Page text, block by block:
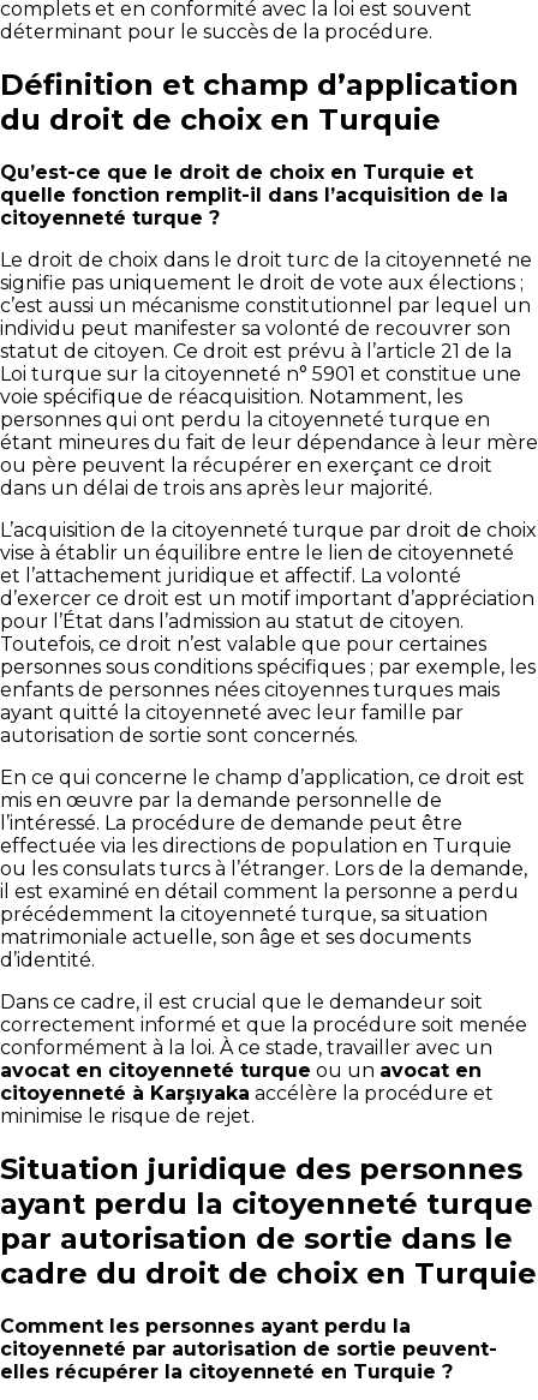
complets et en conformité avec la loi est souvent
déterminant pour le succès de la procédure.
Définition et champ d’application
du droit de choix en Turquie
Qu’est-ce que le droit de choix en Turquie et
quelle fonction remplit-il dans l’acquisition de la
citoyenneté turque ?
Le droit de choix dans le droit turc de la citoyenneté ne
signifie pas uniquement le droit de vote aux élections ;
c’est aussi un mécanisme constitutionnel par lequel un
individu peut manifester sa volonté de recouvrer son
statut de citoyen. Ce droit est prévu à l’article 21 de la
Loi turque sur la citoyenneté n° 5901 et constitue une
voie spécifique de réacquisition. Notamment, les
personnes qui ont perdu la citoyenneté turque en
étant mineures du fait de leur dépendance à leur mère
ou père peuvent la récupérer en exerçant ce droit
dans un délai de trois ans après leur majorité.
L’acquisition de la citoyenneté turque par droit de choix
vise à établir un équilibre entre le lien de citoyenneté
et l’attachement juridique et affectif. La volonté
d’exercer ce droit est un motif important d’appréciation
pour l’État dans l’admission au statut de citoyen.
Toutefois, ce droit n’est valable que pour certaines
personnes sous conditions spécifiques ; par exemple, les
enfants de personnes nées citoyennes turques mais
ayant quitté la citoyenneté avec leur famille par
autorisation de sortie sont concernés.
En ce qui concerne le champ d’application, ce droit est
mis en œuvre par la demande personnelle de
l’intéressé. La procédure de demande peut être
effectuée via les directions de population en Turquie
ou les consulats turcs à l’étranger. Lors de la demande,
il est examiné en détail comment la personne a perdu
précédemment la citoyenneté turque, sa situation
matrimoniale actuelle, son âge et ses documents
d’identité.
Dans ce cadre, il est crucial que le demandeur soit
correctement informé et que la procédure soit menée
conformément à la loi. À ce stade, travailler avec un
avocat en citoyenneté turque ou un avocat en
citoyenneté à Karşıyaka accélère la procédure et
minimise le risque de rejet.
Situation juridique des personnes
ayant perdu la citoyenneté turque
par autorisation de sortie dans le
cadre du droit de choix en Turquie
Comment les personnes ayant perdu la
citoyenneté par autorisation de sortie peuvent-
elles récupérer la citoyenneté en Turquie ?